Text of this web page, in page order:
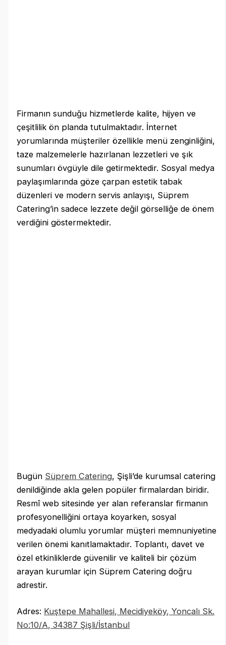
Firmanın sunduğu hizmetlerde kalite, hijyen ve
çeşitlilik ön planda tutulmaktadır. İnternet
yorumlarında müşteriler özellikle menü zenginliğini,
taze malzemelerle hazırlanan lezzetleri ve şık
sunumları övgüyle dile getirmektedir. Sosyal medya
paylaşımlarında göze çarpan estetik tabak
düzenleri ve modern servis anlayışı, Süprem
Catering’in sadece lezzete değil görselliğe de önem
verdiğini göstermektedir.
Bugün Süprem Catering, Şişli’de kurumsal catering
denildiğinde akla gelen popüler firmalardan biridir.
Resmî web sitesinde yer alan referanslar firmanın
profesyonelliğini ortaya koyarken, sosyal
medyadaki olumlu yorumlar müşteri memnuniyetine
verilen önemi kanıtlamaktadır. Toplantı, davet ve
özel etkinliklerde güvenilir ve kaliteli bir çözüm
arayan kurumlar için Süprem Catering doğru
adrestir.
Adres: Kuştepe Mahallesi, Mecidiyeköy, Yoncalı Sk.
No:10/A, 34387 Şişli/İstanbul